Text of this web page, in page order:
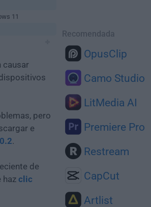
Recomendada
OpusClip
Camo Studio
LitMedia AI
Premiere Pro
Restream
CapCut
Artlist
11
causar
pero
e
.
de
haz clic